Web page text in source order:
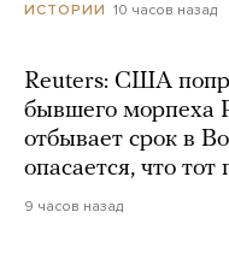
ИСТОРИИ 10 часов назад
Reuters: США
бывшего морпеха
отбывает срок в
опасается, что
9 часов назад